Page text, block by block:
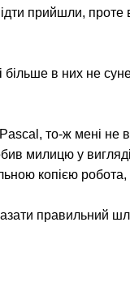
прийшли, проте
більше в них не
то-ж мені не
милицю у
копією
правильний